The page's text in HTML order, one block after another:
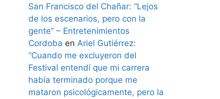
San Francisco del Chañar: “Lejos
de los escenarios, pero con la
gente” – Entretenimientos
Cordoba en Ariel Gutiérrez:
“Cuando me excluyeron del
Festival entendí que mi carrera
había terminado porque me
mataron psicológicamente, pero la